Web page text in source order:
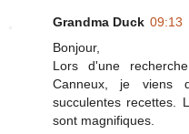
Grandma Duck 09:13
Bonjour,
Lors d'une
Canneux, je viens
succulentes recettes.
sont magnifiques.